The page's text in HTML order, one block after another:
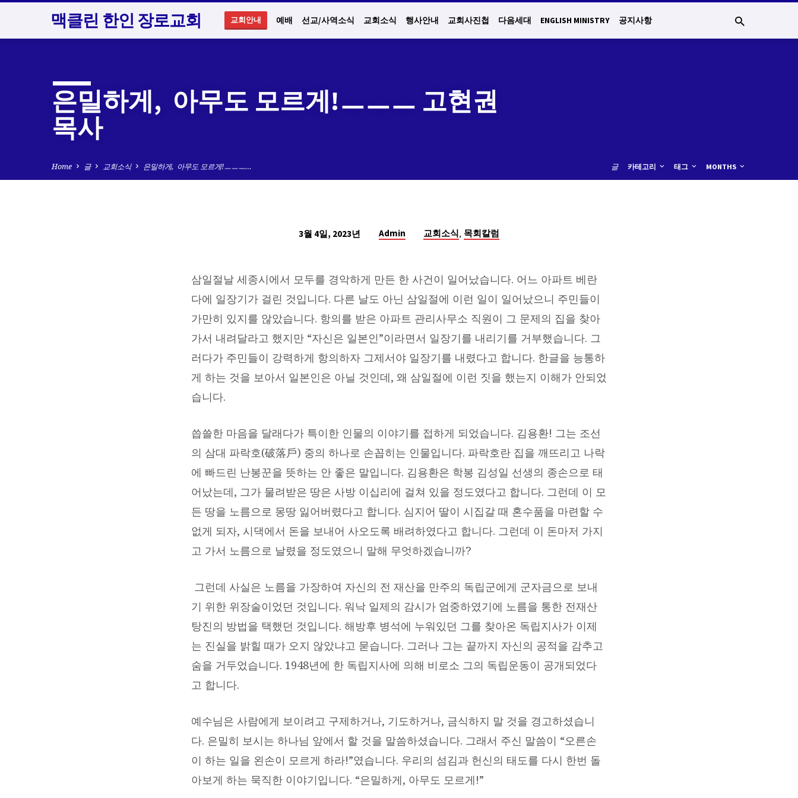
맥클린 한인 장로교회 교회안내 예배 선교/사역소식 교회소식 행사안내 교회사진첩 다음세대 ENGLISH MINISTRY 공지사항
은밀하게, 아무도 모르게!ㅡㅡㅡ 고현권
목사
Home 글 교회소식 은밀하게, 아무도 모르게!ㅡㅡㅡ… 글 카테고리 태그 MONTHS
3월 4일, 2023년 Admin 교회소식, 목회칼럼
삼일절날 세종시에서 모두를 경악하게 만든 한 사건이 일어났습니다. 어느 아파트 베란
다에 일장기가 걸린 것입니다. 다른 날도 아닌 삼일절에 이런 일이 일어났으니 주민들이
가만히 있지를 않았습니다. 항의를 받은 아파트 관리사무소 직원이 그 문제의 집을 찾아
가서 내려달라고 했지만 “자신은 일본인”이라면서 일장기를 내리기를 거부했습니다. 그
러다가 주민들이 강력하게 항의하자 그제서야 일장기를 내렸다고 합니다. 한글을 능통하
게 하는 것을 보아서 일본인은 아닐 것인데, 왜 삼일절에 이런 짓을 했는지 이해가 안되었
습니다.
씁쓸한 마음을 달래다가 특이한 인물의 이야기를 접하게 되었습니다. 김용환! 그는 조선
의 삼대 파락호(破落戶) 중의 하나로 손꼽히는 인물입니다. 파락호란 집을 깨뜨리고 나락
에 빠드린 난봉꾼을 뜻하는 안 좋은 말입니다. 김용환은 학봉 김성일 선생의 종손으로 태
어났는데, 그가 물려받은 땅은 사방 이십리에 걸쳐 있을 정도였다고 합니다. 그런데 이 모
든 땅을 노름으로 몽땅 잃어버렸다고 합니다. 심지어 딸이 시집갈 때 혼수품을 마련할 수
없게 되자, 시댁에서 돈을 보내어 사오도록 배려하였다고 합니다. 그런데 이 돈마저 가지
고 가서 노름으로 날렸을 정도였으니 말해 무엇하겠습니까?
그런데 사실은 노름을 가장하여 자신의 전 재산을 만주의 독립군에게 군자금으로 보내
기 위한 위장술이었던 것입니다. 워낙 일제의 감시가 엄중하였기에 노름을 통한 전재산
탕진의 방법을 택했던 것입니다. 해방후 병석에 누워있던 그를 찾아온 독립지사가 이제
는 진실을 밝힐 때가 오지 않았냐고 묻습니다. 그러나 그는 끝까지 자신의 공적을 감추고
숨을 거두었습니다. 1948년에 한 독립지사에 의해 비로소 그의 독립운동이 공개되었다
고 합니다.
예수님은 사람에게 보이려고 구제하거나, 기도하거나, 금식하지 말 것을 경고하셨습니
다. 은밀히 보시는 하나님 앞에서 할 것을 말씀하셨습니다. 그래서 주신 말씀이 “오른손
이 하는 일을 왼손이 모르게 하라!”였습니다. 우리의 섬김과 헌신의 태도를 다시 한번 돌
아보게 하는 묵직한 이야기입니다. “은밀하게, 아무도 모르게!”